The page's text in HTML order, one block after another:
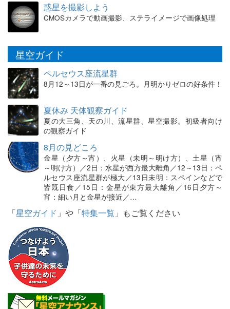
惑星を撮影しよう
CMOSカメラで動画撮影、ステライメージで画像処理
星空ガイド
ペルセウス座流星群
8月12～13日が一番の見ごろ。月明かりゼロの好条件！
夏休み 天体観察ガイド
夏の大三角、天の川、流星群、星空撮影。初級者向け
の観察ガイド
8月の見どころ
金星（夕方～宵）、火星（未明～明け方）、土星（宵
～明け方）／2日：水星が西方最大離角／12～13日：ペ
ルセウス座流星群が極大／13日未明：スペインなどで
皆既日食／15日：金星が東方最大離角／16日夕方～
宵：細い月と金星が接近／…
「星空ガイド 」や「特集一覧 」もご覧ください